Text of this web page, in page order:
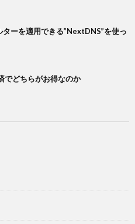
ーを適用できる”NextDNS”を使っ
どちらがお得なのか